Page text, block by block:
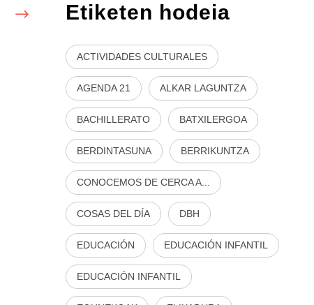
Etiketen hodeia
ACTIVIDADES CULTURALES
AGENDA 21 ALKAR LAGUNTZA
BACHILLERATO BATXILERGOA
BERDINTASUNA BERRIKUNTZA
CONOCEMOS DE CERCA A...
COSAS DEL DÍA DBH
EDUCACIÓN EDUCACIÓN INFANTIL
EDUCACIÓN INFANTIL